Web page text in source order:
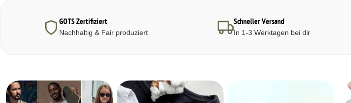
GOTS Zertifiziert
Nachhaltig & Fair produziert
Schneller Versand
In 1-3 Werktagen bei dir